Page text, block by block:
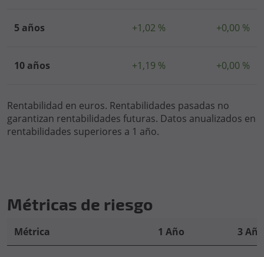
5 años +1,02 % +0,00 %
10 años +1,19 % +0,00 %
Rentabilidad en euros. Rentabilidades pasadas no
garantizan rentabilidades futuras. Datos anualizados en
rentabilidades superiores a 1 año.
Métricas de riesgo
Métrica 1 Año 3